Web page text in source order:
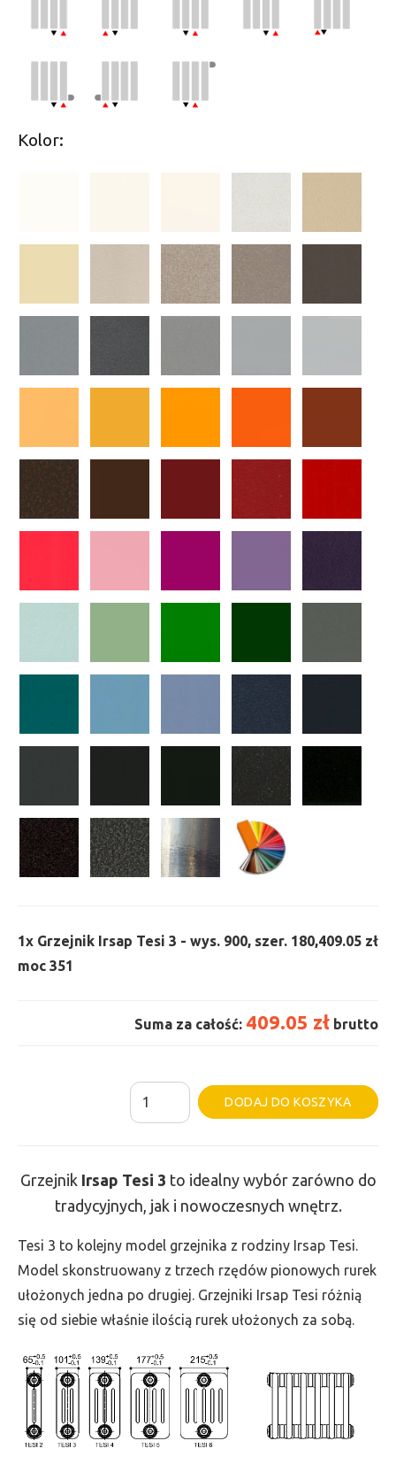
Kolor:
1x Grzejnik Irsap Tesi 3 - wys. 900, szer. 180,
moc 351
409.05 zł
Suma za całość: 409.05 zł brutto
ilość
Grzejnik
-
wys.
900,
szer.
180,
351
DODAJ DO KOSZYKA
Grzejnik Irsap Tesi 3 to idealny wybór zarówno do
tradycyjnych, jak i nowoczesnych wnętrz.
Tesi 3 to kolejny model grzejnika z rodziny Irsap Tesi.
Model skonstruowany z trzech rzędów pionowych rurek
ułożonych jedna po drugiej. Grzejniki Irsap Tesi różnią
się od siebie właśnie ilością rurek ułożonych za sobą.